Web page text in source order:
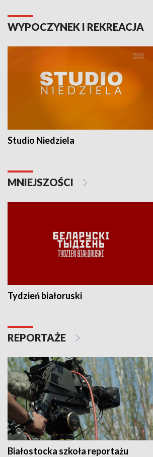
WYPOCZYNEK I REKREACJA
Studio Niedziela
MNIEJSZOŚCI
Tydzień białoruski
REPORTAŻE
Białostocka szkoła reportażu